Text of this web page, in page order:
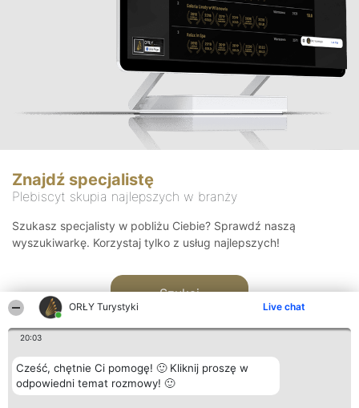
ORŁY Turystyki Live chat
20:03
Cześć, chętnie Ci pomogę! 🙂 Kliknij proszę w
odpowiedni temat rozmowy! 🙂
Znajdź specjalistę
Plebiscyt skupia najlepszych w branży
Szukasz specjalisty w pobliżu Ciebie? Sprawdź naszą
wyszukiwarkę. Korzystaj tylko z usług najlepszych!
Szukaj